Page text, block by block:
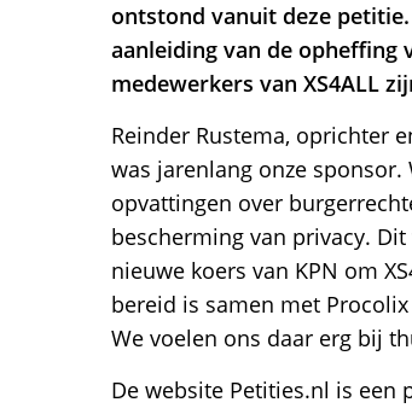
ontstond vanuit deze
aanleiding van de opheffing
medewerkers van XS4ALL
Reinder Rustema, oprichter
was jarenlang onze
opvattingen over
bescherming van privacy.
nieuwe koers van KPN om
bereid is samen met
We voelen ons daar erg bij
De website Petities.nl is een